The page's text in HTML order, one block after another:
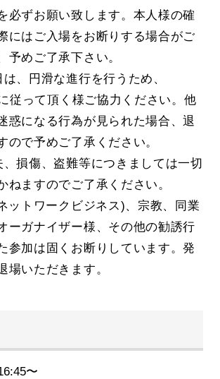
必ずお願い致します。本人様の確
にはご入場をお断りする場合がご
予めご了承下さい。
、円滑な進行を行うため、
従って頂く様ご協力ください。他
惑になる行為が見られた場合、退
ので予めご了承ください。
損傷、盗難等につきましては一切
ねますのでご了承ください。
ットワークビジネス)、宗教、同業
ーガナイザー様、その他の勧誘行
参加は固くお断りしています。発
場いただきます。
〜